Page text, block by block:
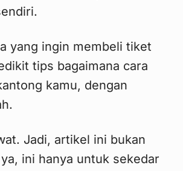
yang ingin membeli tiket
tips bagaimana cara
kamu, dengan
Jadi, artikel ini bukan
ini hanya untuk sekedar